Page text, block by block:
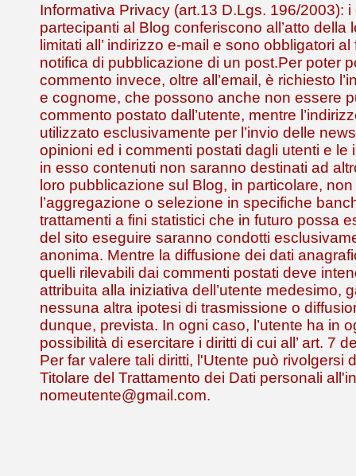
Informativa Privacy (art.13 D.Lgs. 196/2003): i
partecipanti al Blog conferiscono all’atto della
limitati all’ indirizzo e-mail e sono obbligatori
notifica di pubblicazione di un post.Per poter
commento invece, oltre all’email, è richiesto
e cognome, che possono anche non essere
commento postato dall’utente, mentre
utilizzato esclusivamente per l’invio delle
opinioni ed i commenti postati dagli utenti e le
in esso contenuti non saranno destinati ad
loro pubblicazione sul Blog, in particolare,
l’aggregazione o selezione in specifiche
trattamenti a fini statistici che in futuro possa
del sito eseguire saranno condotti
anonima. Mentre la diffusione dei dati
quelli rilevabili dai commenti postati deve
attribuita alla iniziativa dell’utente medesimo,
nessuna altra ipotesi di trasmissione o
dunque, prevista. In ogni caso, l’utente ha in
possibilità di esercitare i diritti di cui all’ art. 7
Per far valere tali diritti, l'Utente può rivolgersi
Titolare del Trattamento dei Dati personali
nomeutente@gmail.com.